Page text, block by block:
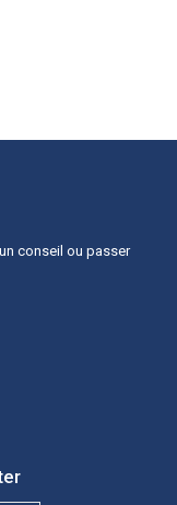
conseil ou passer